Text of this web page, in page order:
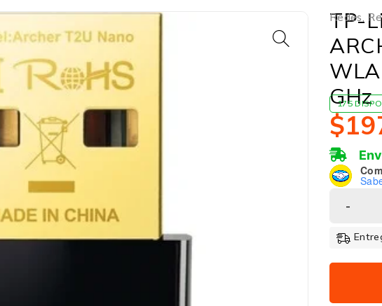
Redes,
TP-
GHz
175
$